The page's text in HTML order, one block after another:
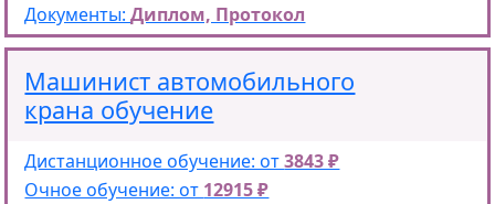
Документы:Диплом, Протокол
Машинист автомобильного
крана обучение
Дистанционное обучение: от3843 ₽
Очное обучение: от 12915 ₽